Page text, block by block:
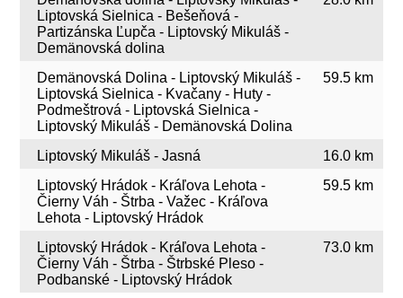
Liptovská Sielnica - Bešeňová -
Partizánska Ľupča - Liptovský Mikuláš -
Demänovská dolina
Demänovská Dolina - Liptovský Mikuláš -
Liptovská Sielnica - Kvačany - Huty -
Podmeštrová - Liptovská Sielnica -
Liptovský Mikuláš - Demänovská Dolina
59.5 km
Liptovský Mikuláš - Jasná
16.0 km
Liptovský Hrádok - Kráľova Lehota -
Čierny Váh - Štrba - Važec - Kráľova
Lehota - Liptovský Hrádok
59.5 km
Liptovský Hrádok - Kráľova Lehota -
Čierny Váh - Štrba - Štrbské Pleso -
Podbanské - Liptovský Hrádok
73.0 km